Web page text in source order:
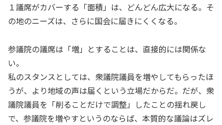
１議席がカバーする「面積」は、どんどん広大になる。そ
の地のニーズは、さらに国会に届きにくくなる。
参議院の議席は「増」とすることは、直接的には関係な
い。
私のスタンスとしては、衆議院議員を増やしてもらったほ
うが、より地域の声は届くという立場だからだ。だが、衆
議院議員を「削ることだけで調整」したことの揺れ戻し
で、参議院を増やすというのならば、本質的な議論はズレ